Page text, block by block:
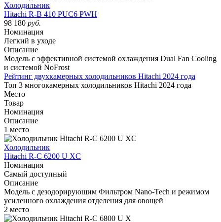
Холодильник
Hitachi R-B 410 PUC6 PWH
98 180 руб.
Номинация
Легкий в уходе
Описание
Модель с эффективной системой охлаждения Dual Fan Cooling
и системой NoFrost
Рейтинг двухкамерных холодильников Hitachi 2024 года
Топ 3 многокамерных холодильников Hitachi 2024 года
Место
Товар
Номинация
Описание
1 место
Холодильник
Hitachi R-C 6200 U XC
Номинация
Самый доступный
Описание
Модель с дезодорирующим Фильтром Nano-Tech и режимом
усиленного охлаждения отделения для овощей
2 место